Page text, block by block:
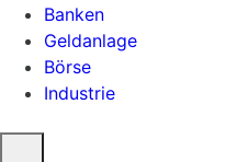
Banken
Geldanlage
Börse
Industrie